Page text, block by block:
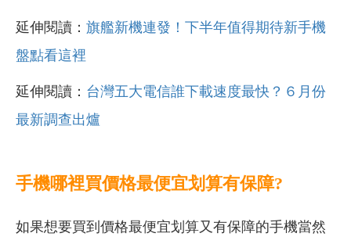
延伸閱讀： 旗艦新機連發！下半年值得期待新手機
盤點看這裡
延伸閱讀： 台灣五大電信誰下載速度最快？６月份
最新調查出爐
手機哪裡買價格最便宜划算有保障?
如果想要買到價格最便宜划算又有保障的手機當然